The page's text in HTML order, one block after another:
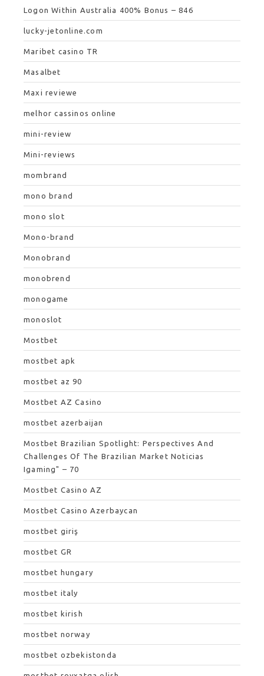
Logon Within Australia 400% Bonus – 846
lucky-jetonline.com
Maribet casino TR
Masalbet
Maxi reviewe
melhor cassinos online
mini-review
Mini-reviews
mombrand
mono brand
mono slot
Mono-brand
Monobrand
monobrend
monogame
monoslot
Mostbet
mostbet apk
mostbet az 90
Mostbet AZ Casino
mostbet azerbaijan
Mostbet Brazilian Spotlight: Perspectives And
Challenges Of The Brazilian Market Noticias
Igaming" – 70
Mostbet Casino AZ
Mostbet Casino Azerbaycan
mostbet giriş
mostbet GR
mostbet hungary
mostbet italy
mostbet kirish
mostbet norway
mostbet ozbekistonda